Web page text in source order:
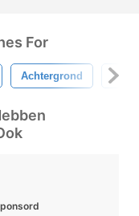
For
Achtergrond